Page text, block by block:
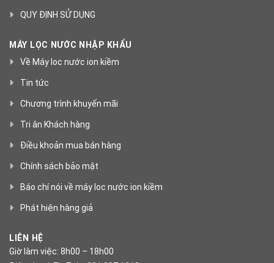
QUY ĐỊNH SỬ DỤNG
MÁY LỌC NƯỚC NHẬP KHẨU
Về Máy loc nước ion kiềm
Tin tức
Chương trình khuyến mãi
Tri ân Khách hàng
Điều khoản mua bán hàng
Chính sách bảo mật
Báo chí nói về máy loc nước ion kiềm
Phát hiện hàng giả
LIÊN HỆ
Giờ làm việc: 8h00 – 18h00